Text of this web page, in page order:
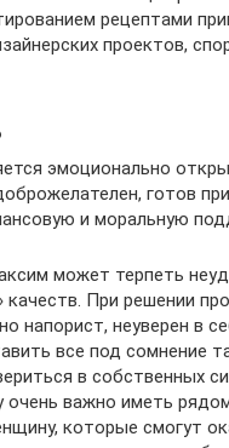
рецептами
проектов,
эмоционально
готов
и моральную
может терпеть
качеств. При решении
напорист, неуверен в
все под сомнение
в собственных
очень важно иметь
которые смогут